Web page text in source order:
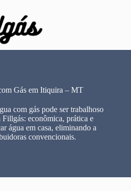
Gás em Itiquira – MT
com gás pode ser trabalhoso
econômica, prática e
água em casa, eliminando a
convencionais.